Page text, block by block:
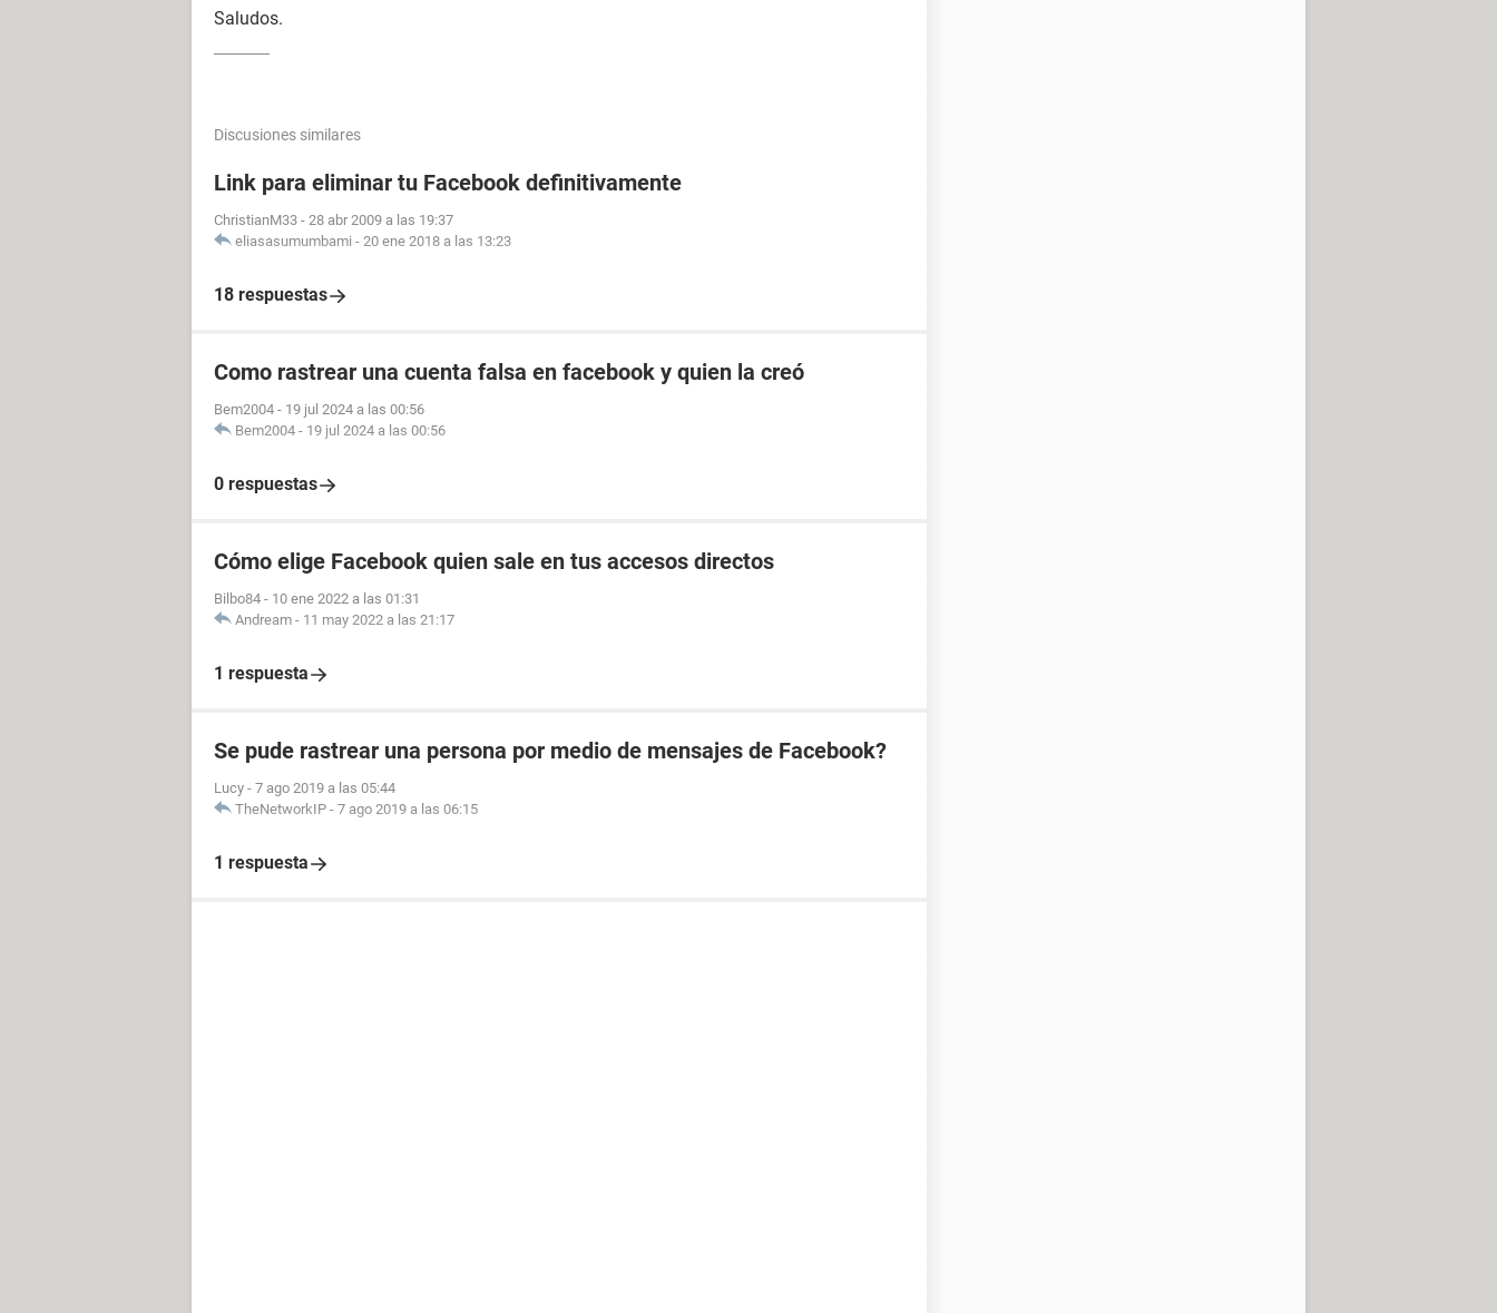
Saludos.
Discusiones similares
Link para eliminar tu Facebook definitivamente
ChristianM33 - 28 abr 2009 a las 19:37
eliasasumumbami - 20 ene 2018 a las 13:23
18 respuestas
Como rastrear una cuenta falsa en facebook y quien la creó
Bem2004 - 19 jul 2024 a las 00:56
Bem2004 - 19 jul 2024 a las 00:56
0 respuestas
Cómo elige Facebook quien sale en tus accesos directos
Bilbo84 - 10 ene 2022 a las 01:31
Andream - 11 may 2022 a las 21:17
1 respuesta
Se pude rastrear una persona por medio de mensajes de Facebook?
Lucy - 7 ago 2019 a las 05:44
TheNetworkIP - 7 ago 2019 a las 06:15
1 respuesta